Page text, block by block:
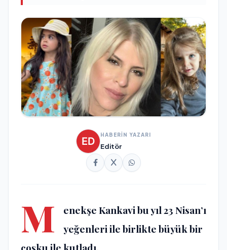
HABERİN YAZARI
Editör
M
enekşe Kankavi bu yıl 23 Nisan’ı
yeğenleri ile birlikte büyük bir